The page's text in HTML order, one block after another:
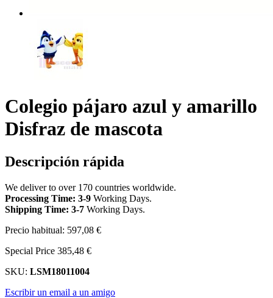
Colegio pájaro azul y amarillo
Disfraz de mascota
Descripción rápida
We deliver to over 170 countries worldwide.
Processing Time: 3-9 Working Days.
Shipping Time: 3-7 Working Days.
Precio habitual: 597,08 €
Special Price 385,48 €
SKU: LSM18011004
Escribir un email a un amigo